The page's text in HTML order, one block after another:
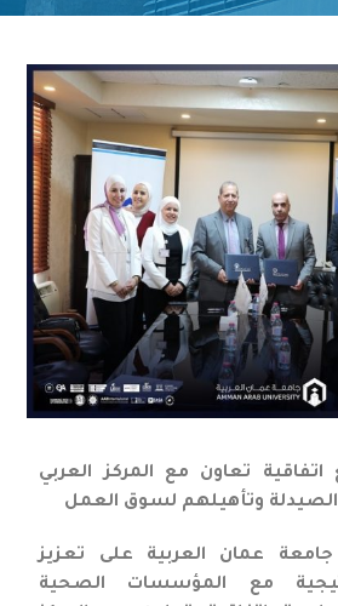
تعاون مع المركز العربي
الصيدلة وتأهيلهم لسوق العمل
عمان العربية على تعزيز
مع المؤسسات الصحية